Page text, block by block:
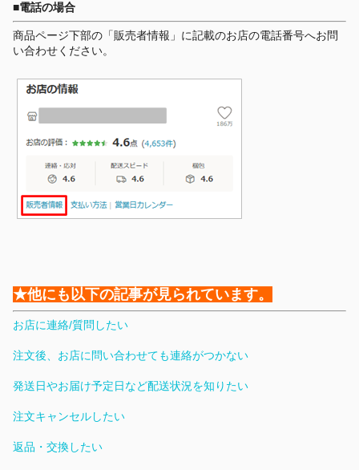
■電話の場合
商品ページ下部の「販売者情報」に記載のお店の電話番号へお問
い合わせください。
★他にも以下の記事が見られています。
お店に連絡/質問したい
注文後、お店に問い合わせても連絡がつかない
発送日やお届け予定日など配送状況を知りたい
注文キャンセルしたい
返品・交換したい